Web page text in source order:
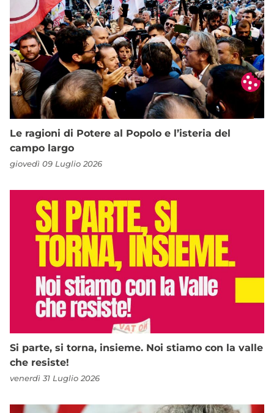
Le ragioni di Potere al Popolo e l’isteria del
campo largo
giovedì 09 Luglio 2026
Si parte, si torna, insieme. Noi stiamo con la valle
che resiste!
venerdì 31 Luglio 2026